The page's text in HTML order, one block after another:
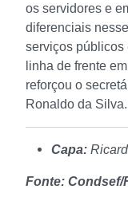
os servidores e
diferenciais
serviços públicos
linha de frente
reforçou o
Ronaldo da Silva.
Capa:
Fonte: Condsef/